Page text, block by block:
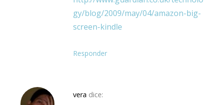
gy/blog/2009/may/04/amazon-big-
screen-kindle
Responder
vera dice: